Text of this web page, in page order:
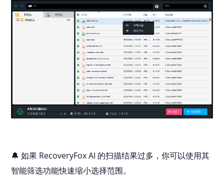
🔔 如果 RecoveryFox AI 的扫描结果过多，你可以使用其
智能筛选功能快速缩小选择范围。